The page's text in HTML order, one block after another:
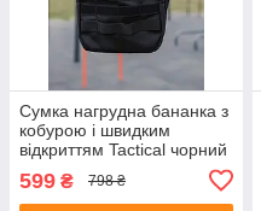
Сумка нагрудна бананка з
кобурою і швидким
відкриттям Tactical чорний
599 ₴ 798 ₴